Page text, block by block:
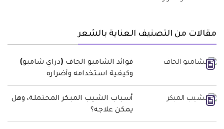
مقالات من التصنيف العناية بالشعر
فوائد الشامبو الجاف (دراي شامبو)
وكيفية استخدامه وأضراره
أسباب الشيب المبكر المحتملة، وهل
يمكن علاجه؟